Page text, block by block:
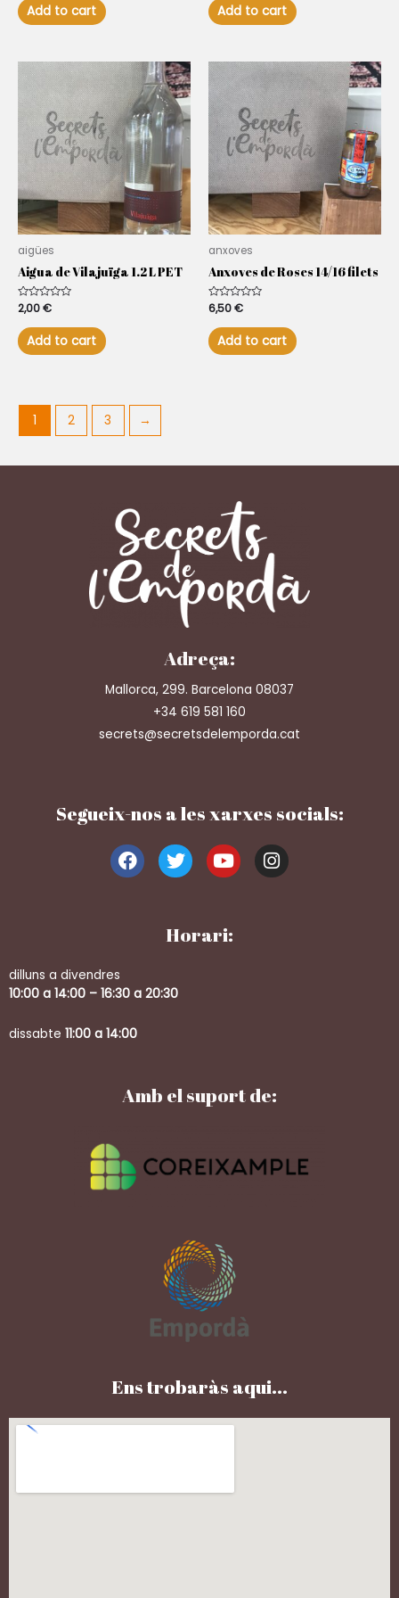
of
5
Add to cart
of
5
Add to cart
aigües
Aigua de Vilajuïga 1.2 L PET
Rated
out
of
5
2,00€
Add to cart
anxoves
Anxoves de Roses 14/16 filets
Rated
out
of
5
6,50€
Add to cart
1 2 3 →
Adreça:
Mallorca, 299. Barcelona 08037
+34 619 581 160
secrets@secretsdelemporda.cat
Segueix-nos a les xarxes socials:
Horari:
dilluns a divendres
10:00 a 14:00 – 16:30 a 20:30
dissabte 11:00 a 14:00
Amb el suport de:
Ens trobaràs aqui...